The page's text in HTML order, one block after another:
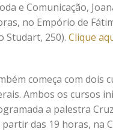
e Comunicação,
no Empório de
Studart, 250). Clique
começa com
Ambos os cursos
a palestra
das 19 horas, na